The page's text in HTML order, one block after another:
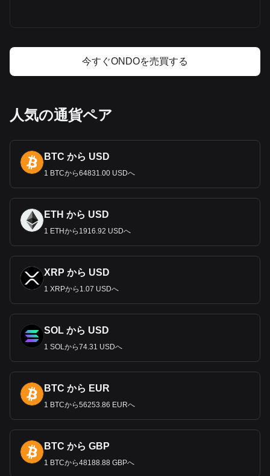
今すぐONDOを売買する
人気の通貨ペア
BTC から USD
1 BTCから64831.00 USDへ
ETH から USD
1 ETHから1916.92 USDへ
XRP から USD
1 XRPから1.07 USDへ
SOL から USD
1 SOLから74.31 USDへ
BTC から EUR
1 BTCから56253.86 EURへ
BTC から GBP
1 BTCから48188.88 GBPへ